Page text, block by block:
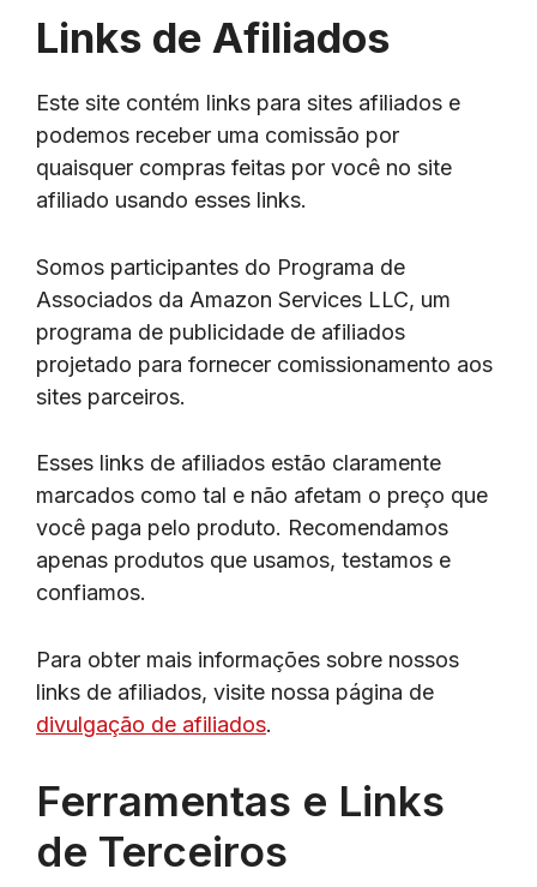
Links de Afiliados
Este site contém links para sites afiliados e
podemos receber uma comissão por
quaisquer compras feitas por você no site
afiliado usando esses links.
Somos participantes do Programa de
Associados da Amazon Services LLC, um
programa de publicidade de afiliados
projetado para fornecer comissionamento aos
sites parceiros.
Esses links de afiliados estão claramente
marcados como tal e não afetam o preço que
você paga pelo produto. Recomendamos
apenas produtos que usamos, testamos e
confiamos.
Para obter mais informações sobre nossos
links de afiliados, visite nossa página de
divulgação de afiliados.
Ferramentas e Links
de Terceiros